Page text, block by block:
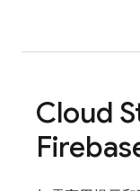
Cloud